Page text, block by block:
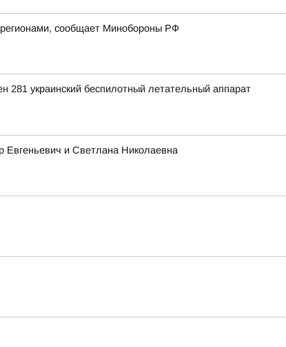
регионами, сообщает Минобороны РФ
украинский беспилотный летательный аппарат
Евгеньевич и Светлана Николаевна